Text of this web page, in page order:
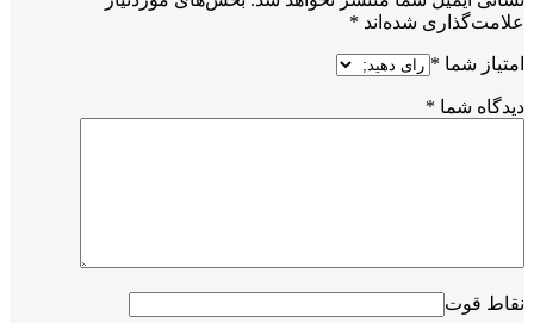
علامت‌گذاری شده‌اند *
امتیاز شما *
دیدگاه شما *
نقاط قوت